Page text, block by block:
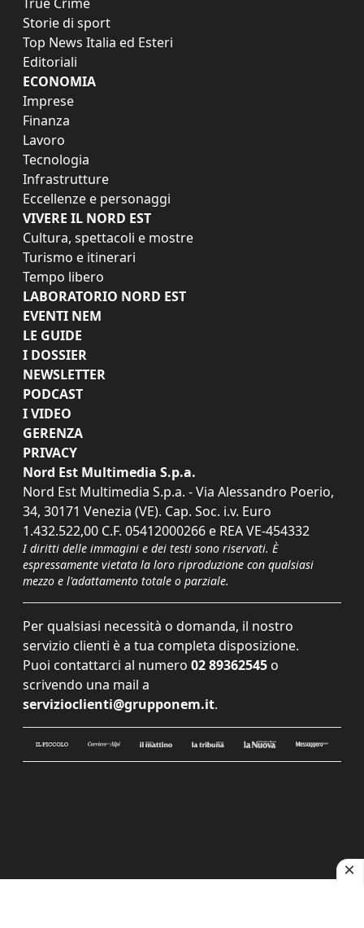
Storie di sport
Top News Italia ed Esteri
Editoriali
ECONOMIA
Imprese
Finanza
Lavoro
Tecnologia
Infrastrutture
Eccellenze e personaggi
VIVERE IL NORD EST
Cultura, spettacoli e mostre
Turismo e itinerari
Tempo libero
LABORATORIO NORD EST
EVENTI NEM
LE GUIDE
I DOSSIER
NEWSLETTER
PODCAST
I VIDEO
GERENZA
PRIVACY
Nord Est Multimedia S.p.a.
Nord Est Multimedia S.p.a. - Via Alessandro Poerio,
34, 30171 Venezia (VE). Cap. Soc. i.v. Euro
1.432.522,00 C.F. 05412000266 e REA VE-454332
I diritti delle immagini e dei testi sono riservati. È
espressamente vietata la loro riproduzione con qualsiasi
mezzo e l'adattamento totale o parziale.
Per qualsiasi necessità o domanda, il nostro
servizio clienti è a tua completa disposizione.
Puoi contattarci al numero 02 89362545 o
scrivendo una mail a
servizioclienti@grupponem.it.